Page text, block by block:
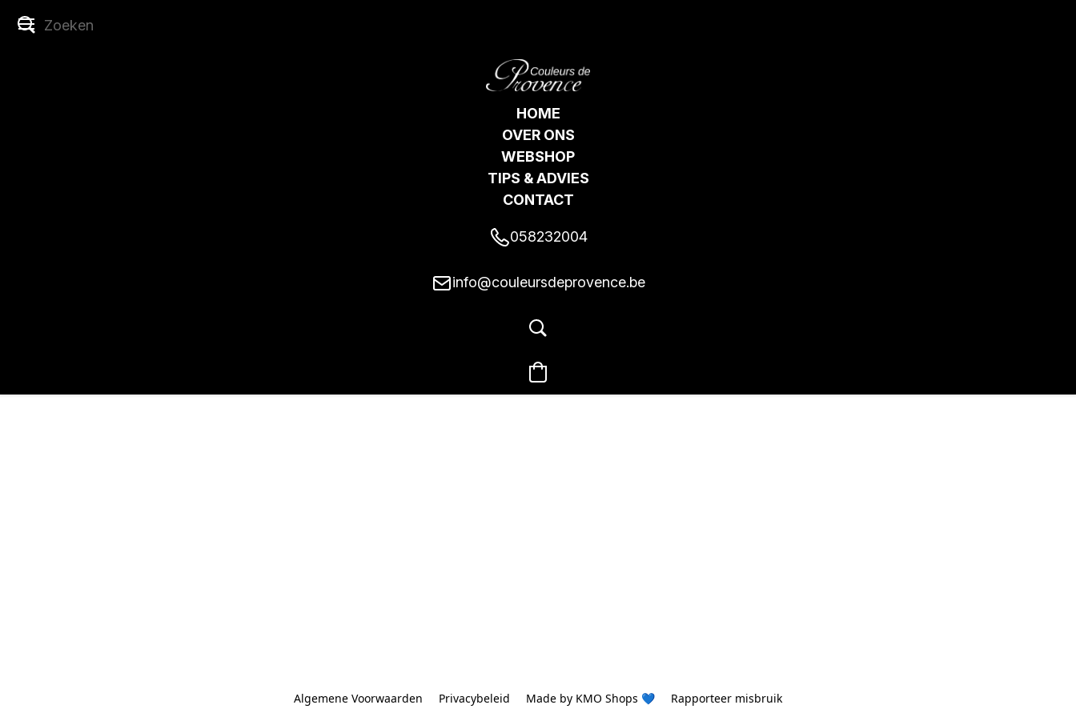
HOME
OVER ONS
WEBSHOP
TIPS & ADVIES
CONTACT
058232004
info@couleursdeprovence.be
Algemene Voorwaarden Privacybeleid Made by KMO Shops 💙 Rapporteer misbruik